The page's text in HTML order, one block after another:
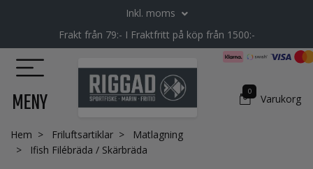
Inkl. moms
Frakt från 79:- I Fraktfritt på köp från 1500:-
MENY 0
Varukorg
Hem Friluftsartiklar
Matlagning
Ifish Filébräda / Skärbräda